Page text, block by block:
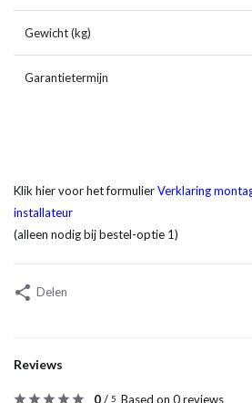
Gewicht (kg)
Garantietermijn
Klik hier voor het formulierVerklaring
installateur
(alleen nodig bij bestel-optie 1)
Delen
Reviews
0/ 5 Based on 0 reviews